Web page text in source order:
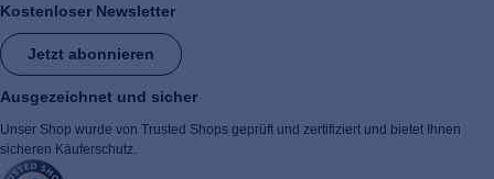
Kostenloser Newsletter
Jetzt abonnieren
Ausgezeichnet und sicher
Unser Shop wurde von Trusted Shops geprüft und zertifiziert und bietet Ihnen
sicheren Käuferschutz.